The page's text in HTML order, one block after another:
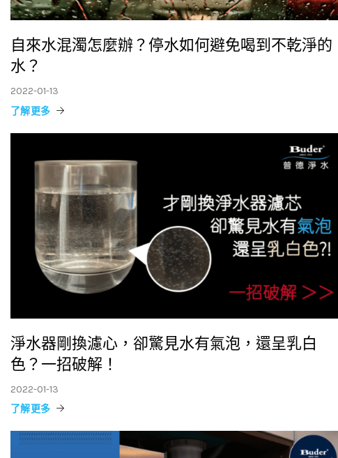
自來水混濁怎麼辦？停水如何避免喝到不乾淨的
水？
2022-01-13
了解更多
淨水器剛換濾心，卻驚見水有氣泡，還呈乳白
色？一招破解！
2022-01-13
了解更多